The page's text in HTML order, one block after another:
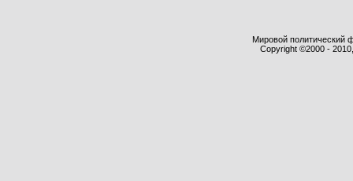
Мировой политический
Copyright ©2000 -